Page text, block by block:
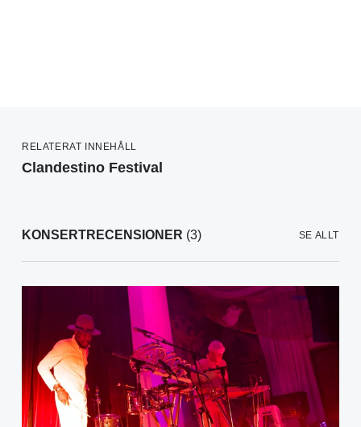
RELATERAT INNEHÅLL
Clandestino Festival
KONSERTRECENSIONER (3) SE ALLT